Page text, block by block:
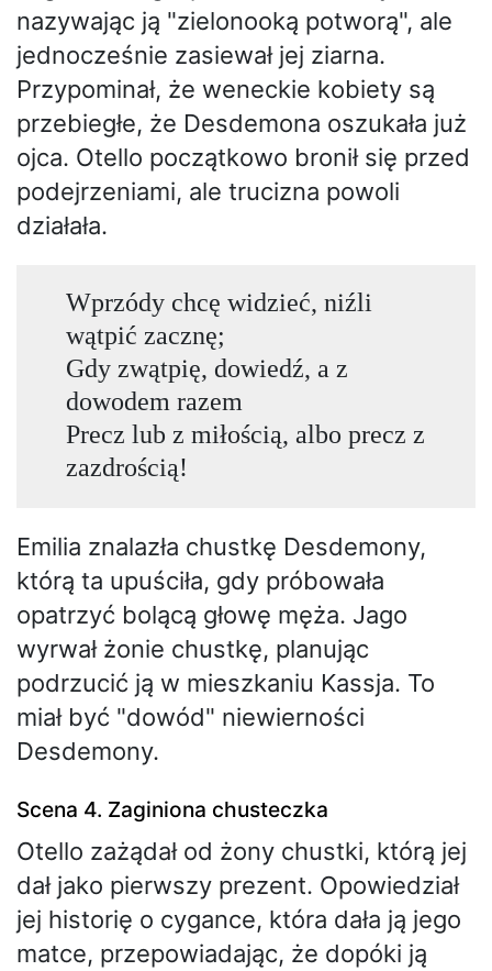
nazywając ją "zielonooką potworą", ale
jednocześnie zasiewał jej ziarna.
Przypominał, że weneckie kobiety są
przebiegłe, że Desdemona oszukała już
ojca. Otello początkowo bronił się przed
podejrzeniami, ale trucizna powoli
działała.
Wprzódy chcę widzieć, niźli
wątpić zacznę;
Gdy zwątpię, dowiedź, a z
dowodem razem
Precz lub z miłością, albo precz z
zazdrością!
Emilia znalazła chustkę Desdemony,
którą ta upuściła, gdy próbowała
opatrzyć bolącą głowę męża. Jago
wyrwał żonie chustkę, planując
podrzucić ją w mieszkaniu Kassja. To
miał być "dowód" niewierności
Desdemony.
Scena 4. Zaginiona chusteczka
Otello zażądał od żony chustki, którą jej
dał jako pierwszy prezent. Opowiedział
jej historię o cygance, która dała ją jego
matce, przepowiadając, że dopóki ją